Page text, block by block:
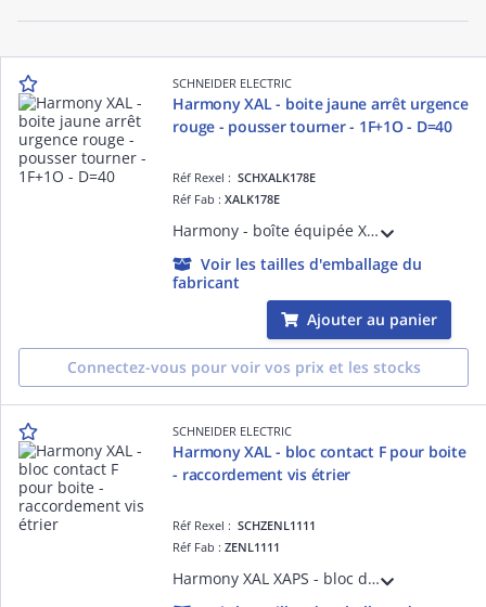
SCHNEIDER ELECTRIC
Harmony XAL - boite jaune arrêt urgence
rouge - pousser tourner - 1F+1O - D=40
Réf Rexel :SCHXALK178E
Réf Fab :XALK178E
Harmony - boîte équipée XALK jaune - plastique - 1 bouton-poussoir D=40mm coup de poing rouge - 1O + 1F sans marquage - tourner pour déverrouiller - 1 entrée de câble < = 14mm 2 préperçages Pg 13 et ISO M20 < = 12mm - IP66
Voir les tailles d'emballage du
fabricant
Ajouter au panier
Connectez-vous pour voir vos prix et les stocks
SCHNEIDER ELECTRIC
Harmony XAL - bloc contact F pour boite
- raccordement vis étrier
Réf Rexel :SCHZENL1111
Réf Fab :ZENL1111
Harmony XAL XAPS - bloc de contacts - 1F à action dépendante - pour boîtes XAPS et boutons XB5 D= 22 mm - montage arrière - borniers à vis-étrier